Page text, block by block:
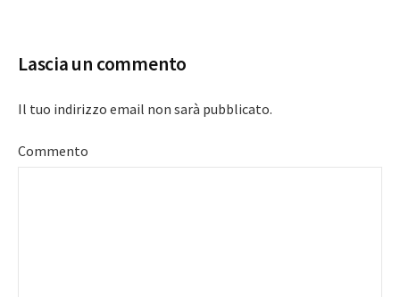
Lascia un commento
Il tuo indirizzo email non sarà pubblicato.
Commento